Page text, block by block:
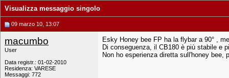
Visualizza messaggio singolo
09 marzo 10, 13:07
macumbo
User
Data registr.: 01-02-2010
Residenza: VARESE
Messaggi: 772
Esky Honey bee FP ha la flybar a 90° ,
Di conseguenza, il CB180 è più stabile e
Non ho esperienza diretta sull'honey bee,